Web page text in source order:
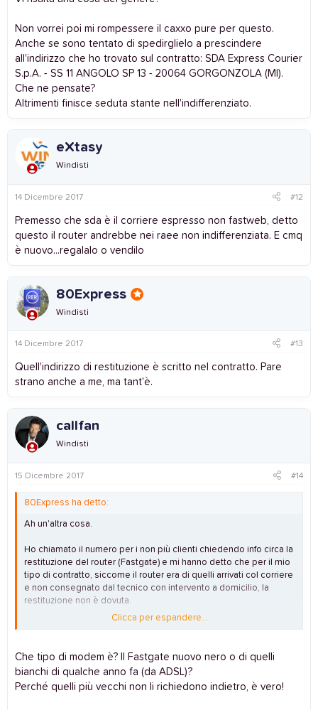
Non vorrei poi mi rompessere il caxxo pure per questo.
Anche se sono tentato di spedirglielo a prescindere
all'indirizzo che ho trovato sul contratto: SDA Express Courier
S.p.A. - SS 11 ANGOLO SP 13 - 20064 GORGONZOLA (MI).
Che ne pensate?
Altrimenti finisce seduta stante nell'indifferenziato.
eXtasy
Windisti
14 Dicembre 2017 #12
Premesso che sda è il corriere espresso non fastweb, detto
questo il router andrebbe nei raee non indifferenziata. E cmq
è nuovo...regalalo o vendilo
80Express
Windisti
14 Dicembre 2017 #13
Quell'indirizzo di restituzione è scritto nel contratto. Pare
strano anche a me, ma tant'è.
callfan
Windisti
15 Dicembre 2017 #14
80Express ha detto:
Ah un'altra cosa.
Ho chiamato il numero per i non più clienti chiedendo info circa la
restituzione del router (Fastgate) e mi hanno detto che per il mio
tipo di contratto, siccome il router era di quelli arrivati col corriere
e non consegnato dal tecnico con intervento a domicilio, la
restituzione non è dovuta.
Non vorrei poi mi rompessere il caxxo pure per questo.
Anche se sono tentato di spedirglielo a prescindere all'indirizzo
che ho trovato sul contratto: SDA Express Courier S.p.A. - SS 11
ANGOLO SP 13 - 20064 GORGONZOLA (MI).
Clicca per espandere...
Che tipo di modem è? Il Fastgate nuovo nero o di quelli
bianchi di qualche anno fa (da ADSL)?
Perché quelli più vecchi non li richiedono indietro, è vero!